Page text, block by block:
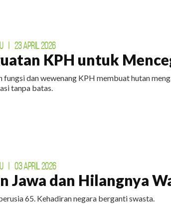
23 APRIL 2026
KPH untuk
fungsi dan wewenang KPH membuat hutan
tanpa batas.
03 APRIL 2026
Jawa dan Hilangnya
65. Kehadiran negara berganti swasta.